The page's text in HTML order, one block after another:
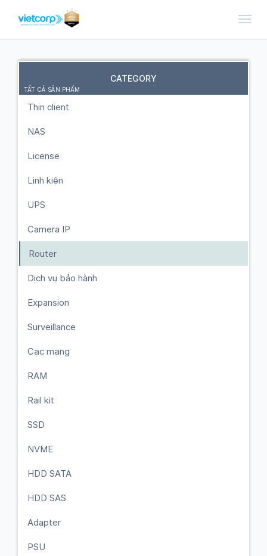
CATEGORY
TẤT CẢ SẢN PHẨM
Thin client
NAS
License
Linh kiện
UPS
Camera IP
Router
Dịch vụ bảo hành
Expansion
Surveillance
Cạc mạng
RAM
Rail kit
SSD
NVME
HDD SATA
HDD SAS
Adapter
PSU